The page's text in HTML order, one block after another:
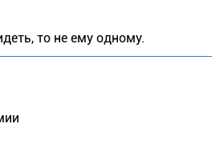
то не ему одному.